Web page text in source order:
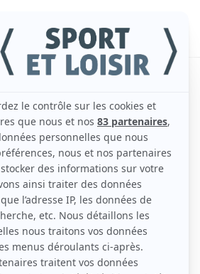
sur le
2023|Actualités
un spécialiste de la santé qui
et à traiter les blessures.
à optimiser leurs
diagnostique et traite les
musculo-squelettiques. Il
et des programmes d’exercices